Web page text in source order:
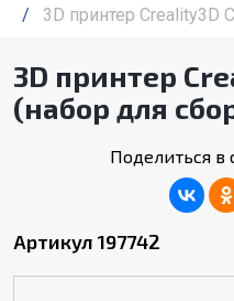
/
3D принтер Creality3D
3D принтер
(набор для
Поделиться в
Артикул 197742